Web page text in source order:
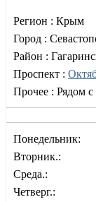
Регион : Крым
Город :
Район :
Проспект :
Прочее : Рядом
Понедельник:
Вторник.:
Среда.:
Четверг.: